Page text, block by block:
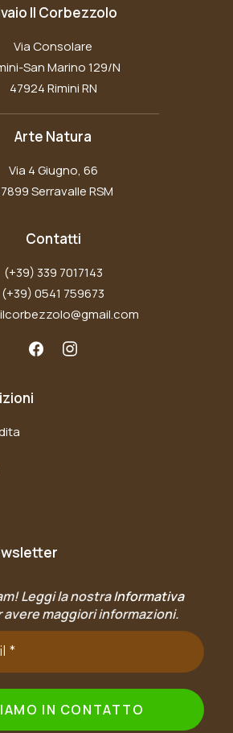
Il Corbezzolo
Via Consolare
San Marino 129/N
47924 Rimini RN
Arte Natura
Via 4 Giugno, 66
Serravalle RSM
Contatti
(+39) 339 7017143
(+39) 0541 759673
Leggi la nostraInformativa
maggiori informazioni.